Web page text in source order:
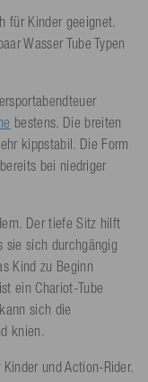
für Kinder geeignet.
Wasser Tube Typen
bestens. Die breiten
kippstabil. Die Form
bei niedriger
Der tiefe Sitz hilft
sie sich durchgängig
Kind zu Beginn
ein Chariot-Tube
sich die
knien.
und Action-Rider.